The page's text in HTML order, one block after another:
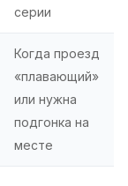
серии
Когда проезд
«плавающий»
или нужна
подгонка на
месте